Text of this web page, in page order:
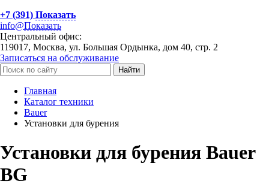
+7 (391) Показать
info@Показать
Центральный офис:
119017, Москва, ул. Большая Ордынка, дом 40, стр. 2
Записаться на обслуживание
Найти
Главная
Каталог техники
Bauer
Установки для бурения
Установки для бурения Bauer
BG